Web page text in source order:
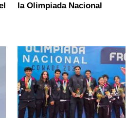
la Olimpiada Nacional